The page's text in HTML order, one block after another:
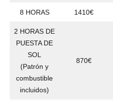
8 HORAS 1410€
2 HORAS DE
PUESTA DE
SOL
(Patrón y
combustible
incluidos)
870€